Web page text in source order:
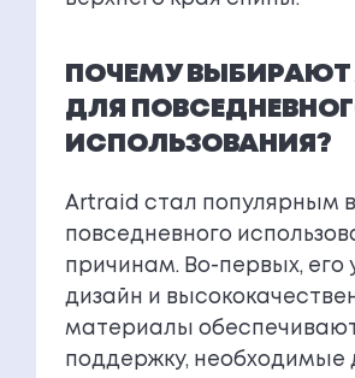
ПОЧЕМУ ВЫБИРАЮТ
ДЛЯ
ИСПОЛЬЗОВАНИЯ?
Artraid стал популярным
повседневного
причинам. Во-первых, его
дизайн и
материалы
поддержку, необходимые